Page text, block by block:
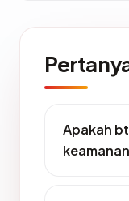
Apakah